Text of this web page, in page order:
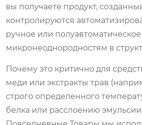
вы получаете продукт,
контролируются
ручное или
микронеоднородностям в
Почему это критично для
меди или экстракты трав
строго определенного
белка или расслоению